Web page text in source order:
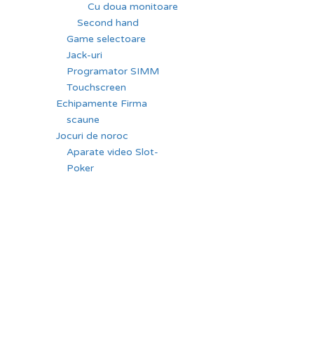
Cu doua monitoare
Second hand
Game selectoare
Jack-uri
Programator SIMM
Touchscreen
Echipamente Firma
scaune
Jocuri de noroc
Aparate video Slot-
Poker